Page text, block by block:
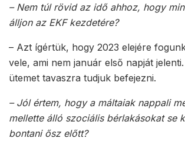
– Nem túl rövid az idő ahhoz, hogy
álljon az EKF kezdetére?
– Azt ígértük, hogy 2023 elejére
vele, ami nem január első napját
ütemet tavaszra tudjuk befejezni.
– Jól értem, hogy a máltaiak nappali
mellette álló szociális bérlakásokat se
bontani ősz előtt?